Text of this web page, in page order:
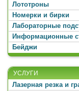
Лототроны
Номерки и бирки
Лабораторные
Информационные
Бейджи
УСЛУГИ
Лазерная резка и